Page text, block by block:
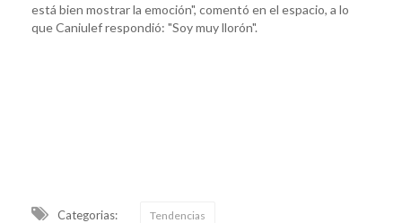
está bien mostrar la emoción", comentó en el espacio, a lo
que Caniulef respondió: "Soy muy llorón".
Categorias: Tendencias